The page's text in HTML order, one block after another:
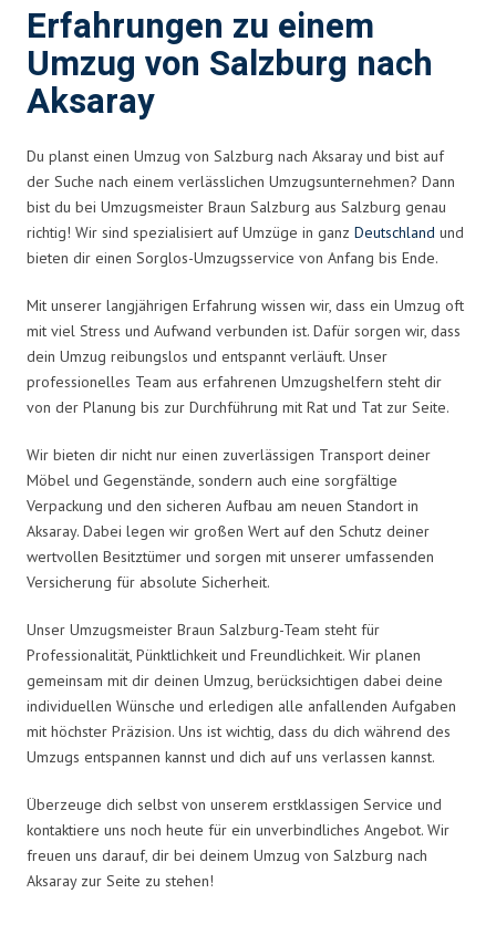
Erfahrungen zu einem
Umzug von Salzburg nach
Aksaray
Du planst einen Umzug von Salzburg nach Aksaray und bist auf
der Suche nach einem verlässlichen Umzugsunternehmen? Dann
bist du bei Umzugsmeister Braun Salzburg aus Salzburg genau
richtig! Wir sind spezialisiert auf Umzüge in ganz Deutschland und
bieten dir einen Sorglos-Umzugsservice von Anfang bis Ende.
Mit unserer langjährigen Erfahrung wissen wir, dass ein Umzug oft
mit viel Stress und Aufwand verbunden ist. Dafür sorgen wir, dass
dein Umzug reibungslos und entspannt verläuft. Unser
professionelles Team aus erfahrenen Umzugshelfern steht dir
von der Planung bis zur Durchführung mit Rat und Tat zur Seite.
Wir bieten dir nicht nur einen zuverlässigen Transport deiner
Möbel und Gegenstände, sondern auch eine sorgfältige
Verpackung und den sicheren Aufbau am neuen Standort in
Aksaray. Dabei legen wir großen Wert auf den Schutz deiner
wertvollen Besitztümer und sorgen mit unserer umfassenden
Versicherung für absolute Sicherheit.
Unser Umzugsmeister Braun Salzburg-Team steht für
Professionalität, Pünktlichkeit und Freundlichkeit. Wir planen
gemeinsam mit dir deinen Umzug, berücksichtigen dabei deine
individuellen Wünsche und erledigen alle anfallenden Aufgaben
mit höchster Präzision. Uns ist wichtig, dass du dich während des
Umzugs entspannen kannst und dich auf uns verlassen kannst.
Überzeuge dich selbst von unserem erstklassigen Service und
kontaktiere uns noch heute für ein unverbindliches Angebot. Wir
freuen uns darauf, dir bei deinem Umzug von Salzburg nach
Aksaray zur Seite zu stehen!